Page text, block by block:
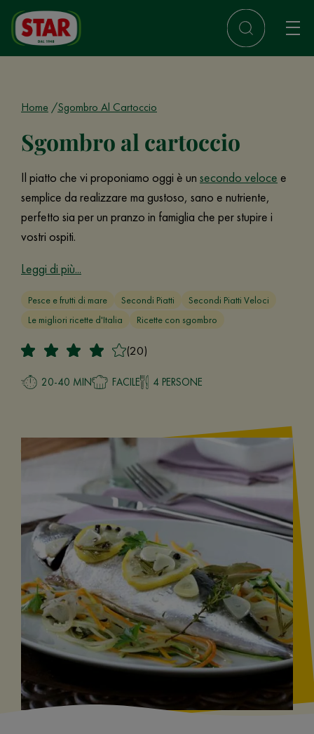
Home Sgombro Al Cartoccio
Sgombro al cartoccio
Il piatto che vi proponiamo oggi è un secondo veloce e
semplice da realizzare ma gustoso, sano e nutriente,
perfetto sia per un pranzo in famiglia che per stupire i
vostri ospiti.
Leggi di più...
Pesce e frutti di mare Secondi Piatti
Secondi Piatti Veloci
Le migliori ricette d'Italia
Ricette con sgombro
(20)
20-40 MIN FACILE 4 PERSONE